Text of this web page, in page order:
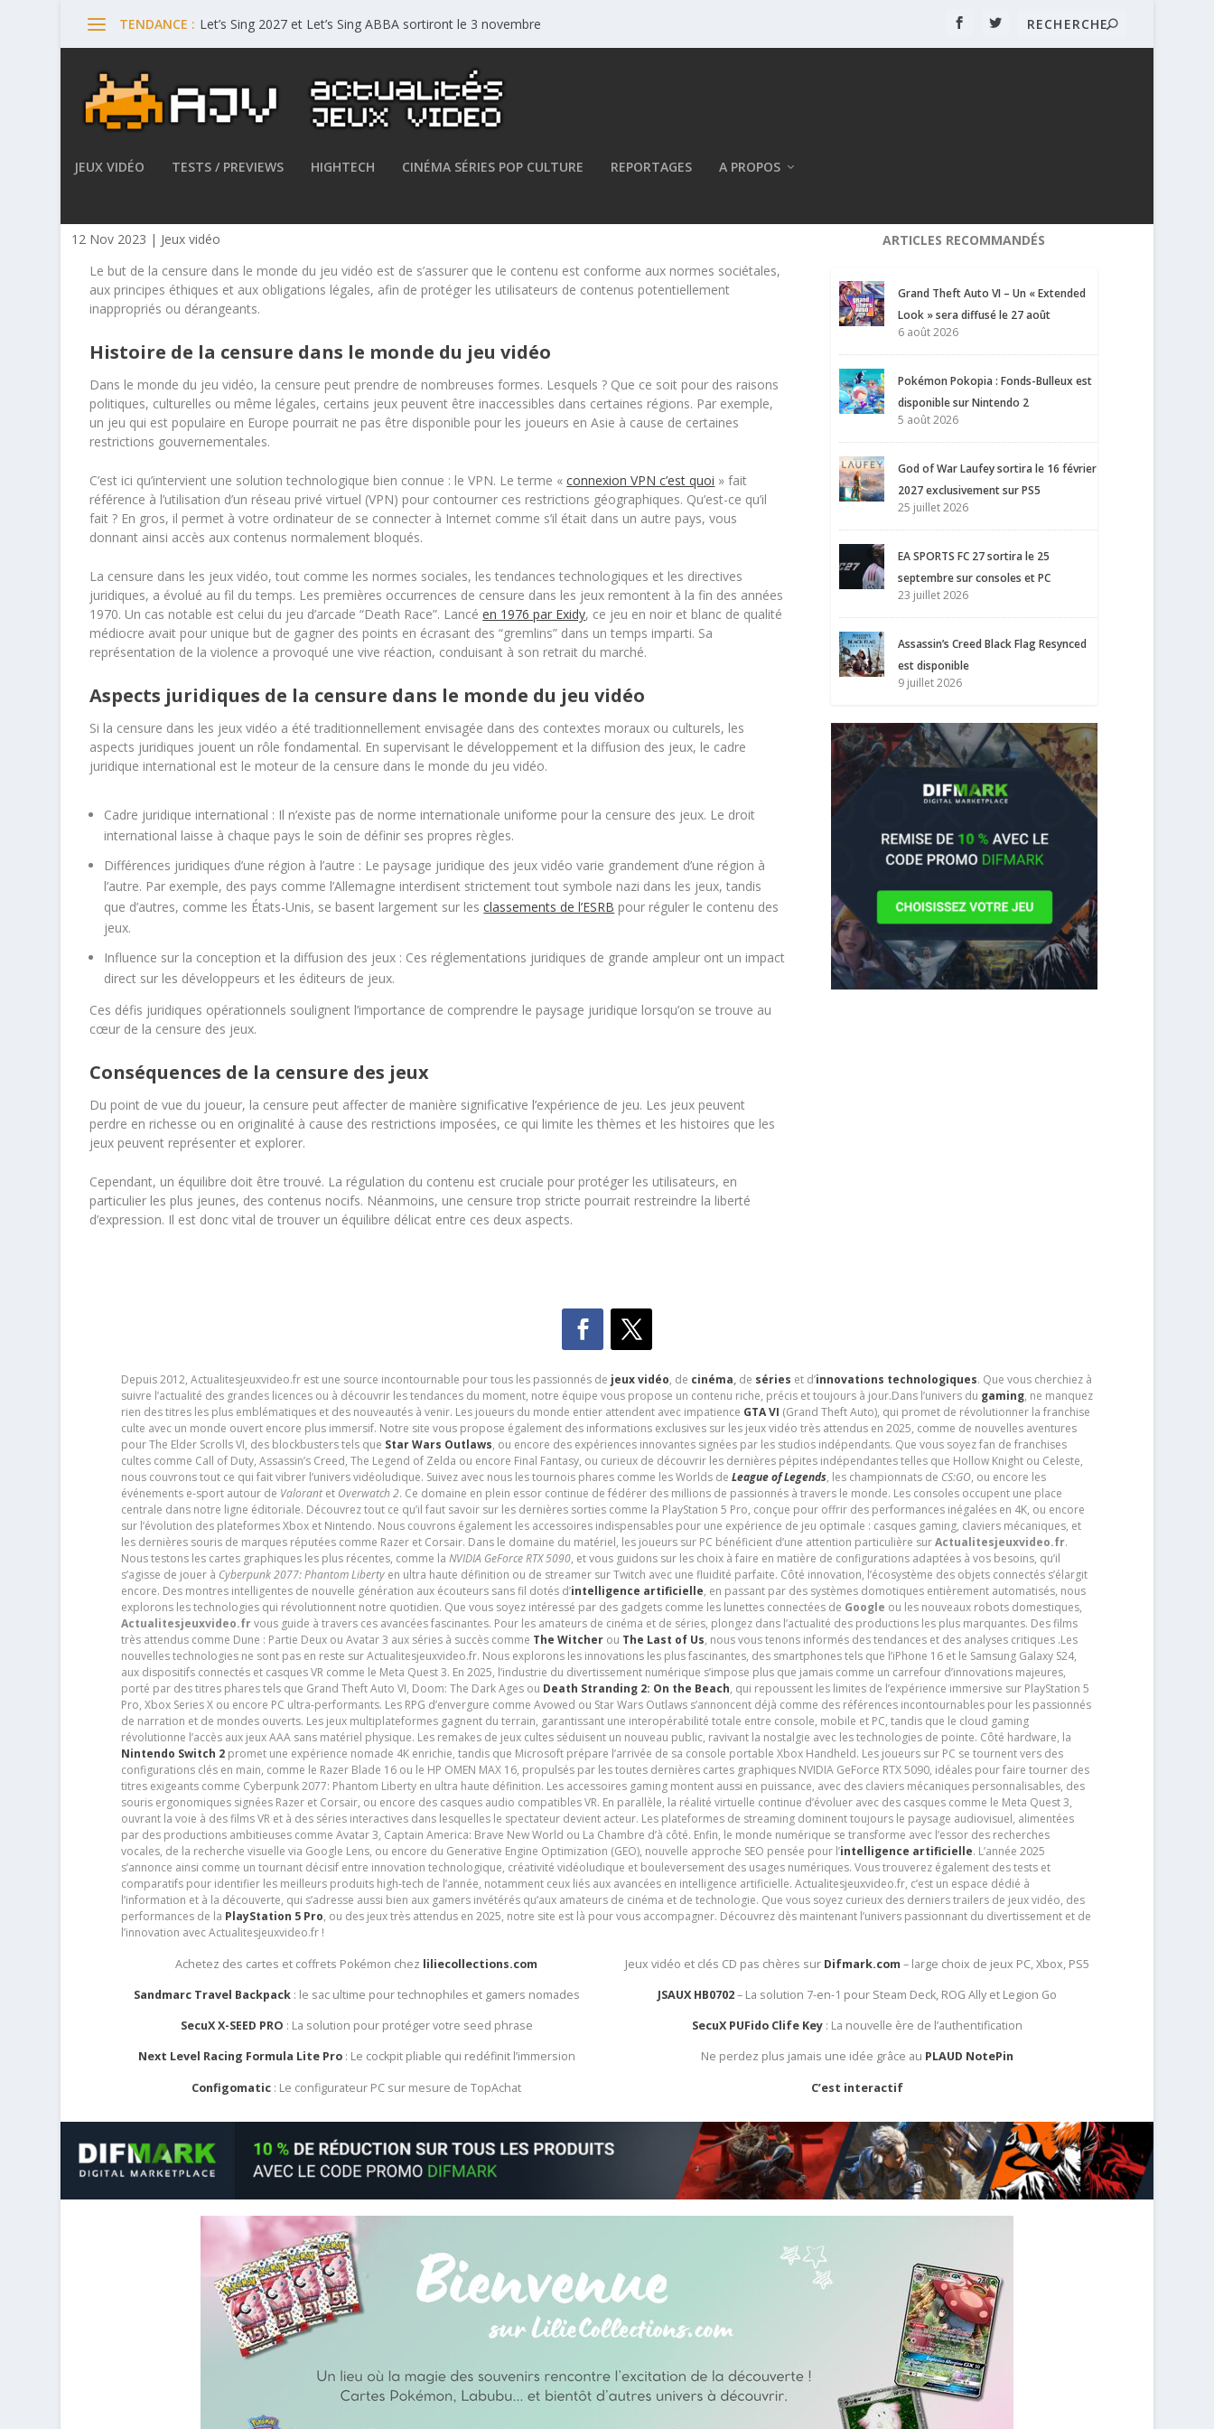
TENDANCE : Let’s Sing 2027 et Let’s Sing ABBA sortiront le 3 novembre
JEUX VIDÉO TESTS / PREVIEWS HIGHTECH CINÉMA SÉRIES POP CULTURE REPORTAGES A PROPOS
12 Nov 2023 | Jeux vidéo
Le but de la censure dans le monde du jeu vidéo est de s’assurer que le contenu est conforme aux normes sociétales,
aux principes éthiques et aux obligations légales, afin de protéger les utilisateurs de contenus potentiellement
inappropriés ou dérangeants.
Histoire de la censure dans le monde du jeu vidéo
Dans le monde du jeu vidéo, la censure peut prendre de nombreuses formes. Lesquels ? Que ce soit pour des raisons
politiques, culturelles ou même légales, certains jeux peuvent être inaccessibles dans certaines régions. Par exemple,
un jeu qui est populaire en Europe pourrait ne pas être disponible pour les joueurs en Asie à cause de certaines
restrictions gouvernementales.
C’est ici qu’intervient une solution technologique bien connue : le VPN. Le terme «connexion VPN c’est quoi » fait
référence à l’utilisation d’un réseau privé virtuel (VPN) pour contourner ces restrictions géographiques. Qu’est-ce qu’il
fait ? En gros, il permet à votre ordinateur de se connecter à Internet comme s’il était dans un autre pays, vous
donnant ainsi accès aux contenus normalement bloqués.
La censure dans les jeux vidéo, tout comme les normes sociales, les tendances technologiques et les directives
juridiques, a évolué au fil du temps. Les premières occurrences de censure dans les jeux remontent à la fin des années
1970. Un cas notable est celui du jeu d’arcade “Death Race”. Lancéen 1976 par Exidy, ce jeu en noir et blanc de qualité
médiocre avait pour unique but de gagner des points en écrasant des “gremlins” dans un temps imparti. Sa
représentation de la violence a provoqué une vive réaction, conduisant à son retrait du marché.
Aspects juridiques de la censure dans le monde du jeu vidéo
Si la censure dans les jeux vidéo a été traditionnellement envisagée dans des contextes moraux ou culturels, les
aspects juridiques jouent un rôle fondamental. En supervisant le développement et la diffusion des jeux, le cadre
juridique international est le moteur de la censure dans le monde du jeu vidéo.
Cadre juridique international : Il n’existe pas de norme internationale uniforme pour la censure des jeux. Le droit
international laisse à chaque pays le soin de définir ses propres règles.
Différences juridiques d’une région à l’autre : Le paysage juridique des jeux vidéo varie grandement d’une région à
l’autre. Par exemple, des pays comme l’Allemagne interdisent strictement tout symbole nazi dans les jeux, tandis
que d’autres, comme les États-Unis, se basent largement sur lesclassements de l’ESRB pour réguler le contenu des
jeux.
Influence sur la conception et la diffusion des jeux : Ces réglementations juridiques de grande ampleur ont un impact
direct sur les développeurs et les éditeurs de jeux.
Ces défis juridiques opérationnels soulignent l’importance de comprendre le paysage juridique lorsqu’on se trouve au
cœur de la censure des jeux.
Conséquences de la censure des jeux
Du point de vue du joueur, la censure peut affecter de manière significative l’expérience de jeu. Les jeux peuvent
perdre en richesse ou en originalité à cause des restrictions imposées, ce qui limite les thèmes et les histoires que les
jeux peuvent représenter et explorer.
Cependant, un équilibre doit être trouvé. La régulation du contenu est cruciale pour protéger les utilisateurs, en
particulier les plus jeunes, des contenus nocifs. Néanmoins, une censure trop stricte pourrait restreindre la liberté
d’expression. Il est donc vital de trouver un équilibre délicat entre ces deux aspects.
ARTICLES RECOMMANDÉS
Grand Theft Auto VI – Un « Extended
Look » sera diffusé le 27 août
6 août 2026
Pokémon Pokopia : Fonds-Bulleux est
disponible sur Nintendo 2
5 août 2026
God of War Laufey sortira le 16 février
2027 exclusivement sur PS5
25 juillet 2026
EA SPORTS FC 27 sortira le 25
septembre sur consoles et PC
23 juillet 2026
Assassin’s Creed Black Flag Resynced
est disponible
9 juillet 2026
Depuis 2012, Actualitesjeuxvideo.fr est une source incontournable pour tous les passionnés de jeux vidéo, de cinéma,de séries et d’innovations technologiques. Que vous cherchiez à
suivre l’actualité des grandes licences ou à découvrir les tendances du moment, notre équipe vous propose un contenu riche, précis et toujours à jour.Dans l’univers du gaming, ne manquez
rien des titres les plus emblématiques et des nouveautés à venir. Les joueurs du monde entier attendent avec impatience GTA VI (Grand Theft Auto), qui promet de révolutionner la franchise
culte avec un monde ouvert encore plus immersif. Notre site vous propose également des informations exclusives sur les jeux vidéo très attendus en 2025, comme de nouvelles aventures
pour The Elder Scrolls VI, des blockbusters tels que Star Wars Outlaws, ou encore des expériences innovantes signées par les studios indépendants. Que vous soyez fan de franchises
cultes comme Call of Duty, Assassin’s Creed, The Legend of Zelda ou encore Final Fantasy, ou curieux de découvrir les dernières pépites indépendantes telles que Hollow Knight ou Celeste,
nous couvrons tout ce qui fait vibrer l’univers vidéoludique. Suivez avec nous les tournois phares comme les Worlds de League of Legends, les championnats de CS:GO, ou encore les
événements e-sport autour de Valorantet Overwatch 2. Ce domaine en plein essor continue de fédérer des millions de passionnés à travers le monde. Les consoles occupent une place
centrale dans notre ligne éditoriale. Découvrez tout ce qu’il faut savoir sur les dernières sorties comme la PlayStation 5 Pro, conçue pour offrir des performances inégalées en 4K, ou encore
sur l’évolution des plateformes Xbox et Nintendo. Nous couvrons également les accessoires indispensables pour une expérience de jeu optimale : casques gaming, claviers mécaniques, et
les dernières souris de marques réputées comme Razer et Corsair. Dans le domaine du matériel, les joueurs sur PC bénéficient d’une attention particulière surActualitesjeuxvideo.fr.
Nous testons les cartes graphiques les plus récentes, comme la NVIDIA GeForce RTX 5090, et vous guidons sur les choix à faire en matière de configurations adaptées à vos besoins, qu’il
s’agisse de jouer à Cyberpunk 2077: Phantom Libertyen ultra haute définition ou de streamer sur Twitch avec une fluidité parfaite. Côté innovation, l’écosystème des objets connectés s’élargit
encore. Des montres intelligentes de nouvelle génération aux écouteurs sans fil dotés d’intelligence artificielle, en passant par des systèmes domotiques entièrement automatisés, nous
explorons les technologies qui révolutionnent notre quotidien. Que vous soyez intéressé par des gadgets comme les lunettes connectées de Google ou les nouveaux robots domestiques,
Actualitesjeuxvideo.frvous guide à travers ces avancées fascinantes. Pour les amateurs de cinéma et de séries, plongez dans l’actualité des productions les plus marquantes. Des films
très attendus comme Dune : Partie Deux ou Avatar 3 aux séries à succès comme The Witcherou The Last of Us, nous vous tenons informés des tendances et des analyses critiques .Les
nouvelles technologies ne sont pas en reste sur Actualitesjeuxvideo.fr. Nous explorons les innovations les plus fascinantes, des smartphones tels que l’iPhone 16 et le Samsung Galaxy S24,
aux dispositifs connectés et casques VR comme le Meta Quest 3. En 2025, l’industrie du divertissement numérique s’impose plus que jamais comme un carrefour d’innovations majeures,
porté par des titres phares tels que Grand Theft Auto VI, Doom: The Dark Ages ou Death Stranding 2: On the Beach, qui repoussent les limites de l’expérience immersive sur PlayStation 5
Pro, Xbox Series X ou encore PC ultra-performants. Les RPG d’envergure comme Avowed ou Star Wars Outlaws s’annoncent déjà comme des références incontournables pour les passionnés
de narration et de mondes ouverts. Les jeux multiplateformes gagnent du terrain, garantissant une interopérabilité totale entre console, mobile et PC, tandis que le cloud gaming
révolutionne l’accès aux jeux AAA sans matériel physique. Les remakes de jeux cultes séduisent un nouveau public, ravivant la nostalgie avec les technologies de pointe. Côté hardware, la
Nintendo Switch 2promet une expérience nomade 4K enrichie, tandis que Microsoft prépare l’arrivée de sa console portable Xbox Handheld. Les joueurs sur PC se tournent vers des
configurations clés en main, comme le Razer Blade 16 ou le HP OMEN MAX 16, propulsés par les toutes dernières cartes graphiques NVIDIA GeForce RTX 5090, idéales pour faire tourner des
titres exigeants comme Cyberpunk 2077: Phantom Liberty en ultra haute définition. Les accessoires gaming montent aussi en puissance, avec des claviers mécaniques personnalisables, des
souris ergonomiques signées Razer et Corsair, ou encore des casques audio compatibles VR. En parallèle, la réalité virtuelle continue d’évoluer avec des casques comme le Meta Quest 3,
ouvrant la voie à des films VR et à des séries interactives dans lesquelles le spectateur devient acteur. Les plateformes de streaming dominent toujours le paysage audiovisuel, alimentées
par des productions ambitieuses comme Avatar 3, Captain America: Brave New World ou La Chambre d’à côté. Enfin, le monde numérique se transforme avec l’essor des recherches
vocales, de la recherche visuelle via Google Lens, ou encore du Generative Engine Optimization (GEO), nouvelle approche SEO pensée pour l’intelligence artificielle. L’année 2025
s’annonce ainsi comme un tournant décisif entre innovation technologique, créativité vidéoludique et bouleversement des usages numériques. Vous trouverez également des tests et
comparatifs pour identifier les meilleurs produits high-tech de l’année, notamment ceux liés aux avancées en intelligence artificielle. Actualitesjeuxvideo.fr, c’est un espace dédié à
l’information et à la découverte, qui s’adresse aussi bien aux gamers invétérés qu’aux amateurs de cinéma et de technologie. Que vous soyez curieux des derniers trailers de jeux vidéo, des
performances de la PlayStation 5 Pro, ou des jeux très attendus en 2025, notre site est là pour vous accompagner. Découvrez dès maintenant l’univers passionnant du divertissement et de
l’innovation avec Actualitesjeuxvideo.fr !
Achetez des cartes et coffrets Pokémon chez liliecollections.com
Sandmarc Travel Backpack: le sac ultime pour technophiles et gamers nomades
SecuX X-SEED PRO : La solution pour protéger votre seed phrase
Next Level Racing Formula Lite Pro: Le cockpit pliable qui redéfinit l’immersion
Configomatic : Le configurateur PC sur mesure de TopAchat
Jeux vidéo et clés CD pas chères sur Difmark.com – large choix de jeux PC, Xbox, PS5
JSAUX HB0702– La solution 7-en-1 pour Steam Deck, ROG Ally et Legion Go
SecuX PUFido Clife Key : La nouvelle ère de l’authentification
Ne perdez plus jamais une idée grâce au PLAUD NotePin
C’est interactif